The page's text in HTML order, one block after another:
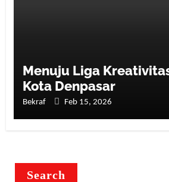
Menuju Liga
Kota Denpasar
Bekraf Feb 15, 2026
Search